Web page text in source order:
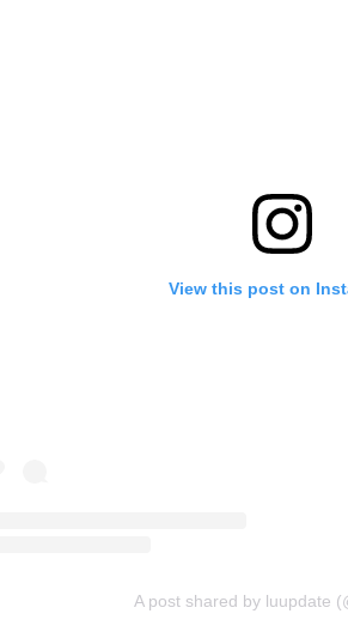
View this post on
A post shared by luupdate